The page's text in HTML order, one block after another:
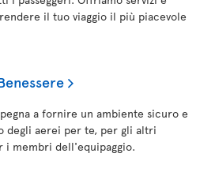
il tuo viaggio il più piacevole
a fornire un ambiente sicuro e
degli aerei per te, per gli altri
i membri dell'equipaggio.